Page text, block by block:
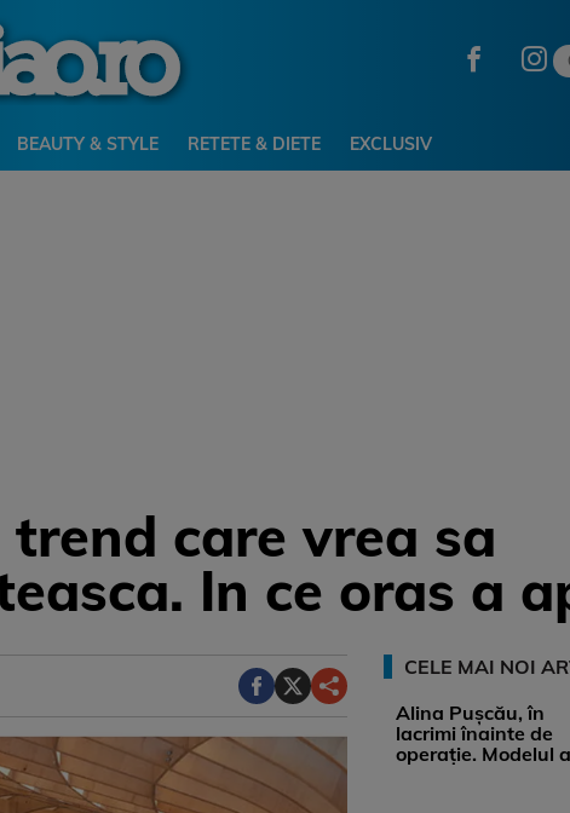
BEAUTY & STYLE RETETE & DIETE EXCLUSIV
care vrea sa
In ce oras a
CELE MAI NOI
Alina Pușcău, în
lacrimi înainte de
operație. Modelul a